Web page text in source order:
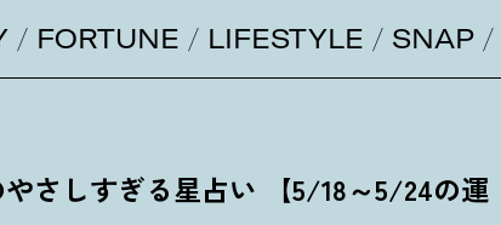
FORTUNE LIFESTYLE SNAP
さしすぎる星占い 【5/18～5/24の運